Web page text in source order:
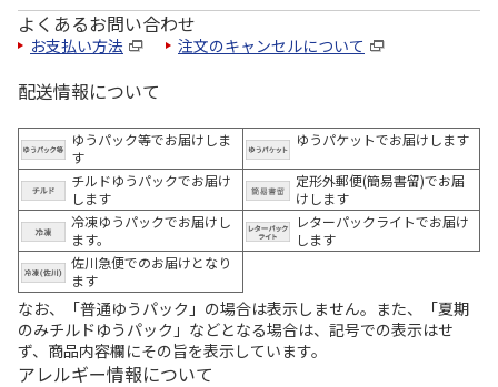
よくあるお問い合わせ
お支払い方法 注文のキャンセルについて
配送情報について
ゆうパック等でお届けしま
す
ゆうパケットでお届けします
チルドゆうパックでお届け
します
定形外郵便(簡易書留)でお届
けします
冷凍ゆうパックでお届けし
ます。
レターパックライトでお届け
します
佐川急便でのお届けとなり
ます
なお、「普通ゆうパック」の場合は表示しません。また、「夏期
のみチルドゆうパック」などとなる場合は、記号での表示はせ
ず、商品内容欄にその旨を表示しています。
アレルギー情報について